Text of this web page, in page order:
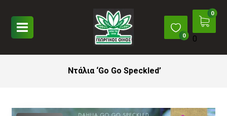
0
Ντάλια ‘Go Go Speckled’